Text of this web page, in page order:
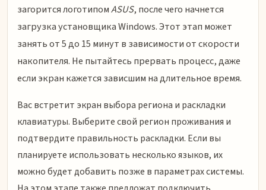
загорится логотипомASUS, после чего начнется
загрузка установщика Windows. Этот этап может
занять от 5 до 15 минут в зависимости от скорости
накопителя. Не пытайтесь прервать процесс, даже
если экран кажется зависшим на длительное время.
Вас встретит экран выбора региона и раскладки
клавиатуры. Выберите свой регион проживания и
подтвердите правильность раскладки. Если вы
планируете использовать несколько языков, их
можно будет добавить позже в параметрах системы.